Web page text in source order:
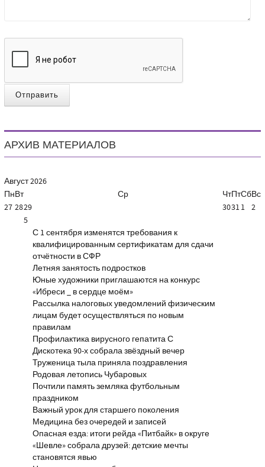
Отправить
АРХИВ МАТЕРИАЛОВ
Август2026
ПнВт Ср ЧтПтСбВс
27 2829 30311 2
5
С 1 сентября изменятся требования к
квалифицированным сертификатам для сдачи
отчётности в СФР
Летняя занятость подростков
Юные художники приглашаются на конкурс
«Ибреси _ в сердце моём»
Рассылка налоговых уведомлений физическим
лицам будет осуществляться по новым
правилам
Профилактика вирусного гепатита С
Дискотека 90-х собрала звёздный вечер
Труженица тыла приняла поздравления
Родовая летопись Чубаровых
Почтили память земляка футбольным
праздником
Важный урок для старшего поколения
Медицина без очередей и записей
Опасная езда: итоги рейда «Питбайк» в округе
«Шевле» собрала друзей: детские мечты
становятся явью